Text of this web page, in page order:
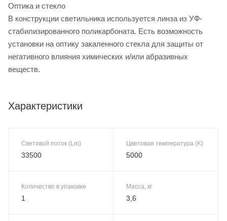
Оптика и стекло
В конструкции светильника используется линза из УФ-
стабилизированного поликарбоната. Есть возможность
установки на оптику закаленного стекла для защиты от
негативного влияния химических и/или абразивных
веществ.
Характеристики
Световой поток (Lm)
33500
Цветовая температура (K)
5000
Количество в упаковке
1
Масса, кг
3,6